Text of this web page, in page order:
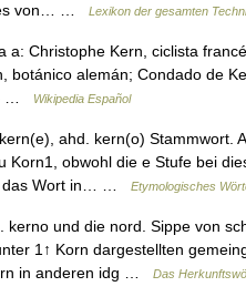
von… …
Lexikon der gesamten
Christophe Kern, ciclista
botánico alemán; Condado de
…
Wikipedia Español
ahd. kern(o) Stammwort.
Korn1, obwohl die e Stufe bei
das Wort in… …
Etymologisches
und die nord. Sippe von
1↑ Korn dargestellten
in anderen idg …
Das